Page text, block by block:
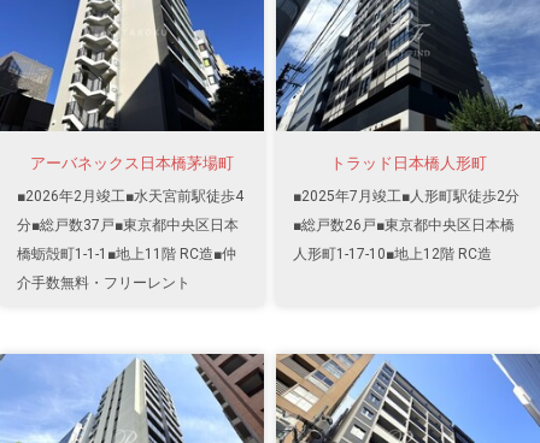
アーバネックス日本橋茅場町
■2026年2月竣工■水天宮前駅徒歩4
分■総戸数37戸■東京都中央区日本
橋蛎殻町1-1-1■地上11階 RC造■仲
介手数無料・フリーレント
トラッド日本橋人形町
■2025年7月竣工■人形町駅徒歩2分
■総戸数26戸■東京都中央区日本橋
人形町1-17-10■地上12階 RC造